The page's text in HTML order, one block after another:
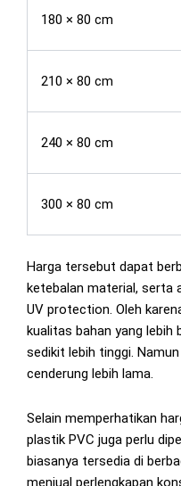
180 × 80 cm
210 × 80 cm
240 × 80 cm
300 × 80 cm
Harga tersebut dapat
ketebalan material, serta
UV protection. Oleh
kualitas bahan yang lebih
sedikit lebih tinggi.
cenderung lebih lama.
Selain memperhatikan
plastik PVC juga perlu
biasanya tersedia di
menjual perlengkapan